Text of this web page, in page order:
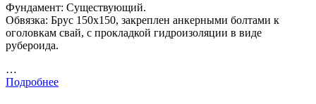
Фундамент: Существующий.
Обвязка: Брус 150х150, закреплен анкерными болтами к
оголовкам свай, с прокладкой гидроизоляции в виде
рубероида.
…
Подробнее